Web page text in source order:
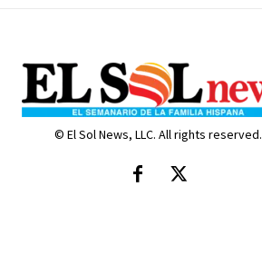
© El Sol News, LLC. All rights reserved.